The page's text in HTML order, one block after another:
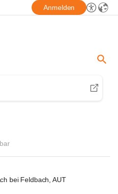
Anmelden
bei Feldbach, AUT